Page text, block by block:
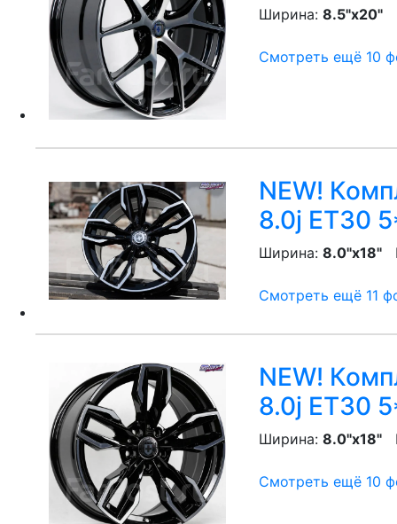
Ширина: 8.5"x20"
Смотреть ещё 10
NEW!
8.0j ET30
Ширина: 8.0"x18"
Смотреть ещё 11
NEW!
8.0j ET30
Ширина: 8.0"x18"
Смотреть ещё 10